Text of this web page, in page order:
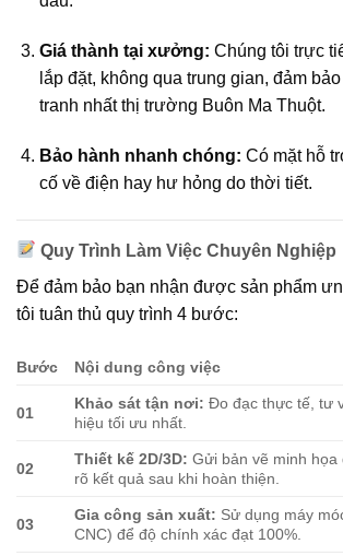
Giá thành tại xưởng: Chúng tôi trực
lắp đặt, không qua trung gian, đảm
tranh nhất thị trường Buôn Ma Thuột.
Bảo hành nhanh chóng: Có mặt hỗ
cố về điện hay hư hỏng do thời tiết.
Quy Trình Làm Việc Chuyên Nghiệp
Để đảm bảo bạn nhận được sản phẩm
tôi tuân thủ quy trình 4 bước:
Bước Nội dung công việc
01
Khảo sát tận nơi: Đo đạc thực tế, tư
hiệu tối ưu nhất.
02
Thiết kế 2D/3D: Gửi bản vẽ minh họa
rõ kết quả sau khi hoàn thiện.
03
Gia công sản xuất: Sử dụng máy
CNC) để độ chính xác đạt 100%.